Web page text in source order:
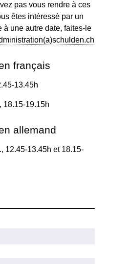
pas vous rendre à ces
êtes intéressé par un
à une autre date, faites-le
français
13.45h
18.15-19.15h
allemand
12.45-13.45h et 18.15-